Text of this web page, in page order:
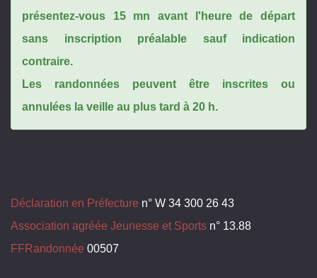
présentez-vous 15 mn avant l'heure de départ
sans inscription préalable sauf indication
contraire.
Les randonnées peuvent être inscrites ou
annulées la veille au plus tard à 20 h.
Déclaration en Préfecture n° W 34 300 26 43
Association agréée Jeunesse et Sports n° 13.88
FFRandonnée 00507